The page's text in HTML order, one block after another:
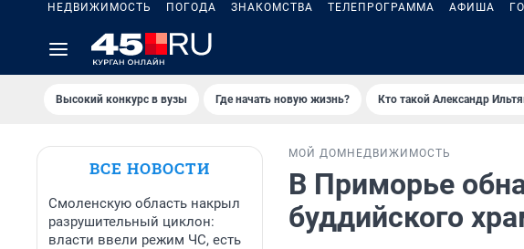
НЕДВИЖИМОСТЬ ПОГОДА ЗНАКОМСТВА ТЕЛЕПРОГРАММА АФИША
Высокий конкурс в вузы Где начать новую жизнь? Кто такой Александр
ВСЕ НОВОСТИ
Смоленскую область накрыл
разрушительный циклон:
власти ввели режим ЧС, есть
МОЙ ДОМ НЕДВИЖИМОСТЬ
В Приморье
буддийского